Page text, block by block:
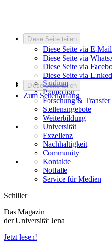
Diese Seite teilen
Diese Seite via E-
Diese Seite via
Diese Seite via
Diese Seite via
Diese Seite teilen
Zum Seitenanfang
Studium
Promotion
Forschung & Transfer
Stellenangebote
Weiterbildung
Universität
Exzellenz
Nachhaltigkeit
Community
Kontakte
Notfälle
Service für Medien
Schiller
Das Magazin
der Universität Jena
Jetzt lesen!